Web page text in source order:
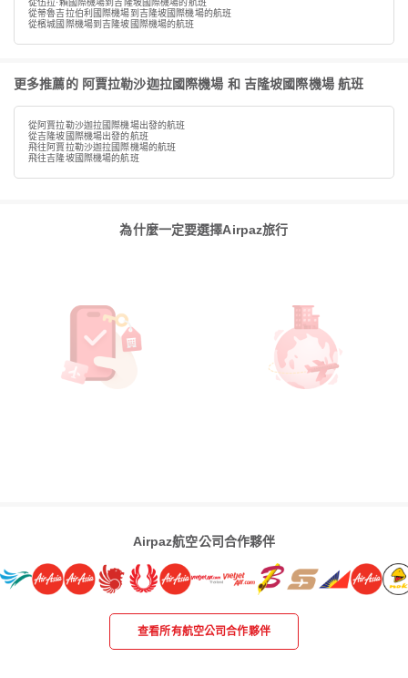
從伍拉·賴國際機場到吉隆坡國際機場的航班
從蒂魯吉拉伯利國際機場到吉隆坡國際機場的航班
從檳城國際機場到吉隆坡國際機場的航班
更多推薦的 阿賈拉勒沙迦拉國際機場 和 吉隆坡國際機場 航班
從阿賈拉勒沙迦拉國際機場出發的航班
從吉隆坡國際機場出發的航班
飛往阿賈拉勒沙迦拉國際機場的航班
飛往吉隆坡國際機場的航班
為什麼一定要選擇Airpaz旅行
Airpaz航空公司合作夥伴
查看所有航空公司合作夥伴